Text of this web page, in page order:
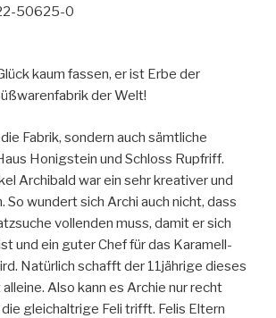
50625-0
kaum fassen, er ist Erbe der
der Welt!
Fabrik, sondern auch sämtliche
Honigstein und Schloss Rupfriff.
Archibald war ein sehr kreativer und
So wundert sich Archi auch nicht, dass
vollenden muss, damit er sich
und ein guter Chef für das Karamell-
Natürlich schafft der 11jährige dieses
Also kann es Archie nur recht
gleichaltrige Feli trifft. Felis Eltern